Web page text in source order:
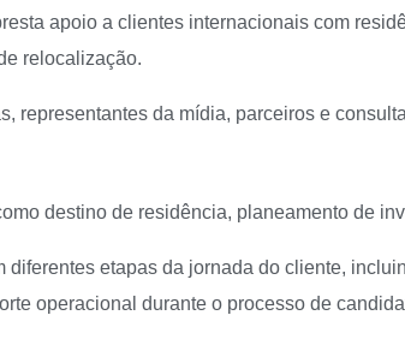
apoio a clientes internacionais com
relocalização.
representantes da mídia, parceiros e
destino de residência, planeamento de
etapas da jornada do cliente,
operacional durante o processo de